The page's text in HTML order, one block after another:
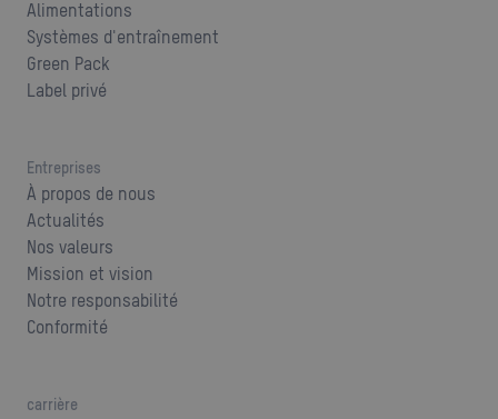
Alimentations
Systèmes d'entraînement
Green Pack
Label privé
Entreprises
À propos de nous
Actualités
Nos valeurs
Mission et vision
Notre responsabilité
Conformité
carrière